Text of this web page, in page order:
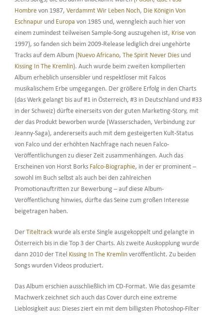
Hombrevon 1987, Verdammt Wir Leben Noch, Die Königin Von
Eschnapurund Europa von 1985 und, wenngleich auch hier von
einem zumindest teilweisen Sample-Song auszugehen ist, Krisevon
1997), so fanden sich beim 2009-Release lediglich drei ungehörte
Tracks auf dem Album (Nuevo Africano, The Spirit Never Diesund
Kissing In The Kremlin). Auch wurde beim zweiten kompilierten
Album erheblich unsensibler und respektloser mit Falcos
musikalischem Erbe umgegangen. Der größere Erfolg in den Charts
(das Werk gelangt bis auf #1 in Österreich, #3 in Deutschland und #33
in der Schweiz) dürfte einerseits von der guten Marketing-Story, mit
der das Produkt beworben wurde (Wasserschaden, Verbindung zur
Jeanny-Saga), andererseits auch mit dem gesteigerten Kult-Status
von Falco und der erhöhten Nachfrage nach neuen Falco-
Veröffentlichungen zu dieser Zeit zusammenhängen. Auch das
Erscheinen von Horst Borks Falco-Biographie, in der er prominent –
sowohl im Buch selbst als auch bei den zahlreichen
Promotionauftritten zur Bewerbung – auf diese Album-
Veröffentlichung hinwies, dürfte das Seine zum großen Interesse
beigetragen haben.
Der Titeltrackwurde als erste Single ausgekoppelt und gelangte in
Österreich bis in die Top 3 der Charts. Als zweite Auskopplung wurde
dann 2010 der Titel Kissing In The Kremlinveröffentlicht. Zu beiden
Songs wurden Videos produziert.
Das Album erschien ausschließlich im CD-Format. Wie das gesamte
Machwerk zeichnet sich auch das Cover durch eine extreme
Lieblosigkeit aus: Dieses ziert ein mit dem billigsten Photoshop-Filter